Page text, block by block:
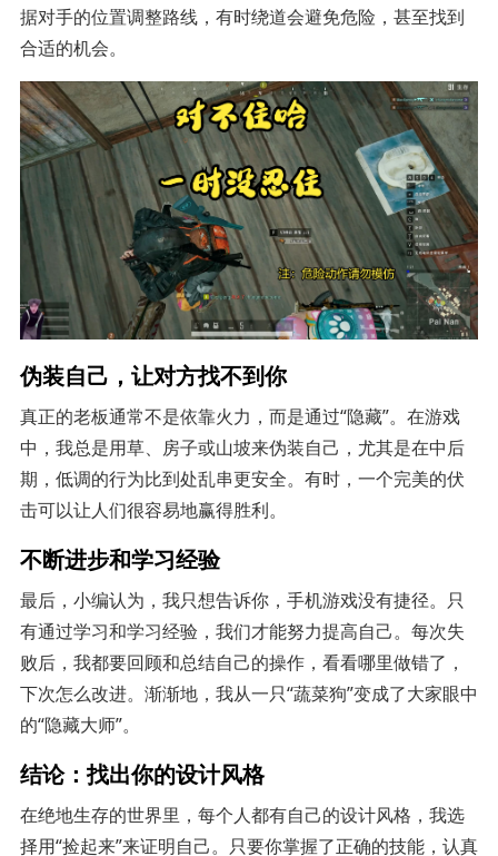
据对手的位置调整路线，有时绕道会避免危险，甚至找到
合适的机会。
伪装自己，让对方找不到你
真正的老板通常不是依靠火力，而是通过“隐藏”。在游戏
中，我总是用草、房子或山坡来伪装自己，尤其是在中后
期，低调的行为比到处乱串更安全。有时，一个完美的伏
击可以让人们很容易地赢得胜利。
不断进步和学习经验
最后，小编认为，我只想告诉你，手机游戏没有捷径。只
有通过学习和学习经验，我们才能努力提高自己。每次失
败后，我都要回顾和总结自己的操作，看看哪里做错了，
下次怎么改进。渐渐地，我从一只“蔬菜狗”变成了大家眼中
的“隐藏大师”。
结论：找出你的设计风格
在绝地生存的世界里，每个人都有自己的设计风格，我选
择用“捡起来”来证明自己。只要你掌握了正确的技能，认真